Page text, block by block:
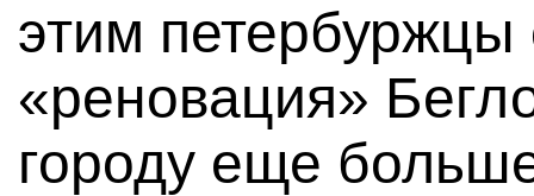
этим петербуржцы
«реновация»
городу еще